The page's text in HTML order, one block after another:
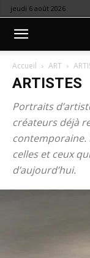
jeudi 6 août 2026
Accueil ART
ARTISTES
Portraits
créateurs déjà
contemporaine.
celles et ceux
d’aujourd’hui.